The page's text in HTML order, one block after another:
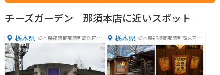
チーズガーデン 那須本店に近いスポット
栃木県 栃木県那須郡那須町高久丙２
７０
栃木県 栃木県那須郡那須町高久丙１
２３